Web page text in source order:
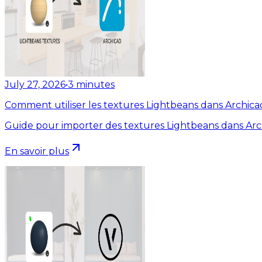
July 27, 2026•3 minutes
Comment utiliser les textures Lightbeans dans
Guide pour importer des textures Lightbeans dans
En savoir plus